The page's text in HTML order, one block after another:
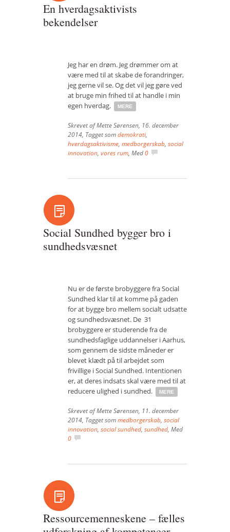
En hverdagsaktivists
bekendelser
Jeg har en drøm. Jeg drømmer om at
være med til at skabe de forandringer,
jeg gerne vil se. Og det vil jeg gøre ved
at bruge min frihed til at handle i min
egen hverdag.
MERE
Skrevet afMette Sørensen, 16. december
2014, Tagget somdemokrati,
hverdagsaktivisme, medborgerskab, social
innovation, vores rum, Med0
Social Sundhed bygger bro i
sundhedsvæsnet
Nu er de første brobyggere fra Social
Sundhed klar til at komme på gaden
for at bygge bro mellem socialt udsatte
og sundhedsvæsnet. De 31
brobyggere er studerende fra de
sundhedsfaglige uddannelser i Aarhus,
som gennem de sidste måneder er
blevet klædt på til arbejdet som
frivillige i Social Sundhed. Intentionen
er, at deres indsats skal være med til at
reducere ulighed i sundhed.
MERE
Skrevet afMette Sørensen, 11. december
2014, Tagget sommedborgerskab, social
innovation, social sundhed, sundhed, Med
0
Ressourcemenneskene – fælles